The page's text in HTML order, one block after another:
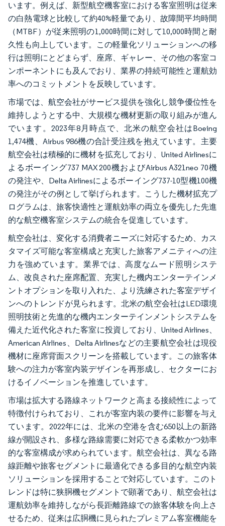
います。例えば、新型航空機客室における客室照明は従来
の白熱電球と比較して約40%軽量であり、故障間平均時間
（MTBF）が従来照明の1,000時間に対して10,000時間と耐
久性も向上しています。この軽量化ソリューションへの移
行は照明にとどまらず、座席、ギャレー、その他の客室コ
ンポーネントにも及んでおり、業界の持続可能性と運航効
率へのコミットメントを反映しています。
市場では、航空会社がサービス提供を強化し競争優位性を
維持しようとする中、大規模な機材更新の取り組みが進ん
でいます。2023年8月時点で、北米の航空会社はBoeing
1,474機、Airbus 986機の合計受注残を抱えています。主要
航空会社は積極的に機材を拡充しており、United Airlinesに
よるボーイング737 MAX 200機およびAirbus A321neo 70機
の発注や、Delta Airlinesによるボーイング737-10型機100機
の発注がその例として挙げられます。こうした機材拡充プ
ログラムは、旅客快適性と運航効率の両立を優先した先進
的な航空機客室システムの統合を促進しています。
航空会社は、変化する消費者ニーズに対応するため、カス
タマイズ可能な客室構成と充実した旅客アメニティへの注
力を強めています。業界では、高度なムード照明システ
ム、改良された座席配置、充実した機内エンターテインメ
ントオプションを取り入れた、より洗練された客室デザイ
ンへのトレンドが見られます。北米の航空会社はLED環境
照明技術と先進的な機内エンターテインメントシステムを
備えた近代化された客室に投資しており、United Airlines、
American Airlines、Delta Airlinesなどの主要航空会社は現役
機材に座席背面スクリーンを搭載しています。この旅客体
験への注力が客室内装デザインを再形成し、セクターにお
けるイノベーションを推進しています。
市場は拡大する路線ネットワークと高まる接続性によって
特徴付けられており、これが客室内装の要件に影響を与え
ています。2022年には、北米の空港を含む650以上の新路
線が開設され、多様な路線需要に対応できる柔軟かつ効率
的な客室構成が求められています。航空会社は、異なる路
線距離や旅客セグメントに最適化できる多目的な航空内装
ソリューションを採用することで対応しています。このト
レンドは特に狭胴機セグメントで顕著であり、航空会社は
運航効率を維持しながら長距離路線での旅客体験を向上さ
せるため、従来は広胴機に見られたプレミアム客室機能を